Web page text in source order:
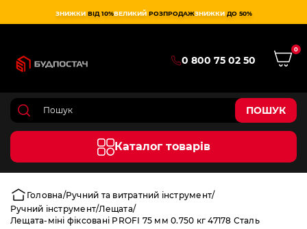
ЗНИЖКИ ВІД 10%ВЕЛИКИЙ РОЗПРОДАЖЗНИЖКИ ДО 50%
0 800 75 02 50
0
ПОШУК
Каталог товарів
Головна Ручний та витратний інструмент
Ручний інструмент Лещата
Лещата-міні фіксовані PROFI 75 мм 0.750 кг 47178 Сталь